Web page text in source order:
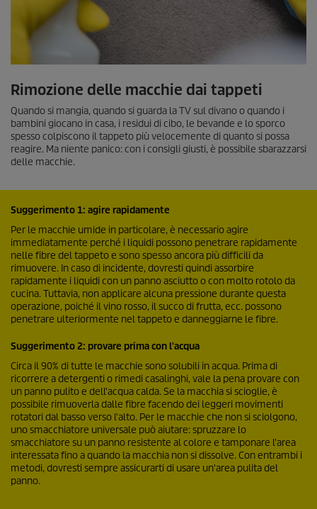
Rimozione delle macchie dai tappeti
Quando si mangia, quando si guarda la TV sul divano o quando i
bambini giocano in casa, i residui di cibo, le bevande e lo sporco
spesso colpiscono il tappeto più velocemente di quanto si possa
reagire. Ma niente panico: con i consigli giusti, è possibile sbarazzarsi
delle macchie.
Suggerimento 1: agire rapidamente
Per le macchie umide in particolare, è necessario agire
immediatamente perché i liquidi possono penetrare rapidamente
nelle fibre del tappeto e sono spesso ancora più difficili da
rimuovere. In caso di incidente, dovresti quindi assorbire
rapidamente i liquidi con un panno asciutto o con molto rotolo da
cucina. Tuttavia, non applicare alcuna pressione durante questa
operazione, poiché il vino rosso, il succo di frutta, ecc. possono
penetrare ulteriormente nel tappeto e danneggiarne le fibre.
Suggerimento 2: provare prima con l'acqua
Circa il 90% di tutte le macchie sono solubili in acqua. Prima di
ricorrere a detergenti o rimedi casalinghi, vale la pena provare con
un panno pulito e dell'acqua calda. Se la macchia si scioglie, è
possibile rimuoverla dalle fibre facendo dei leggeri movimenti
rotatori dal basso verso l'alto. Per le macchie che non si sciolgono,
uno smacchiatore universale può aiutare: spruzzare lo
smacchiatore su un panno resistente al colore e tamponare l'area
interessata fino a quando la macchia non si dissolve. Con entrambi i
metodi, dovresti sempre assicurarti di usare un'area pulita del
panno.